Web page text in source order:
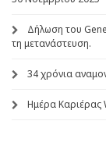
Δήλωση του
τη μετανάστευση.
34 χρόνια
Ημέρα Καριέρας